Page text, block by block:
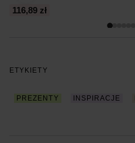
116,89 zł
ETYKIETY
PREZENTY INSPIRACJE